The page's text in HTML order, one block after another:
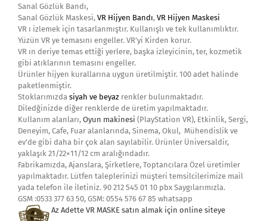
Sanal Gözlük Bandı,
Sanal Gözlük Maskesi, VR Hijyen Bandı, VR Hijyen Maskesi
VR ı izlemek için tasarlanmıştır. Kullanışlı ve tek kullanımlıktır.
Yüzün VR ye temasını engeller. VR’yi Kirden korur.
VR ın deriye temas ettiği yerlere, başka izleyicinin, ter, kozmetik
gibi atıklarının temasını engeller.
Ürünler hijyen kurallarına uygun üretilmiştir. 100 adet halinde
paketlenmiştir.
Stoklarımızda siyah ve beyaz renkler bulunmaktadır.
Diledğinizde diğer renklerde de üretim yapılmaktadır.
Kullanım alanları, Oyun makinesi (PlayStation VR), Etkinlik, Sergi,
Deneyim, Cafe, Fuar alanlarında, Sinema, Okul, Mühendislik ve
ev’de gibi daha bir çok alan sayılabilir. Ürünler Üniversaldir,
yaklaşık 21/22×11/12 cm aralığındadır.
Fabrikamızda, Ajanslara, Şirketlere, Toptancılara Özel üretimler
yapılmaktadır. Lütfen taleplerinizi müşteri temsilcilerimize mail
yada telefon ile iletiniz. 90 212 545 01 10 pbx Saygılarımızla.
GSM :0533 377 63 50, GSM: 0554 576 67 85 whatsapp
Az Adette VR MASKE satın almak için online siteye